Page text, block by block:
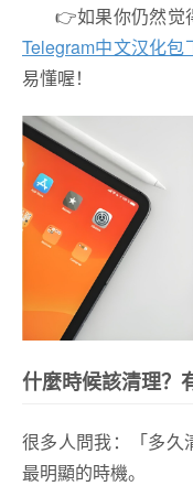
👉如果你仍然觉
Telegram中文汉化包
易懂喔！
什麼時候該清理？
很多人問我：「多久
最明顯的時機。